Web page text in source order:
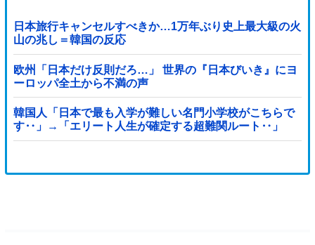
日本旅行キャンセルすべきか…1万年ぶり史上最大級の火
山の兆し＝韓国の反応
欧州「日本だけ反則だろ…」 世界の『日本びいき』にヨ
ーロッパ全土から不満の声
韓国人「日本で最も入学が難しい名門小学校がこちらで
す‥」→「エリート人生が確定する超難関ルート‥」